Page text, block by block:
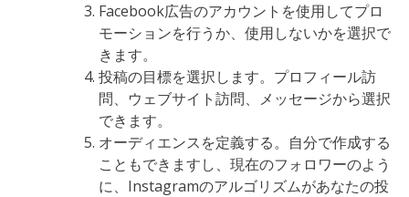
Facebook広告のアカウントを使用してプロ
モーションを行うか、使用しないかを選択で
きます。
投稿の目標を選択します。プロフィール訪
問、ウェブサイト訪問、メッセージから選択
できます。
オーディエンスを定義する。自分で作成する
こともできますし、現在のフォロワーのよう
に、Instagramのアルゴリズムがあなたの投